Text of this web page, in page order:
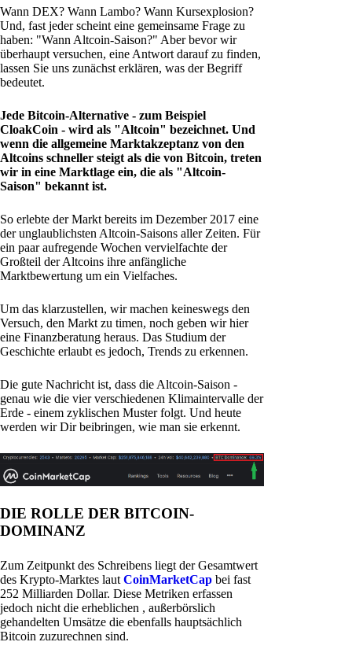
Wann DEX? Wann Lambo? Wann Kursexplosion?
Und, fast jeder scheint eine gemeinsame Frage zu
haben: "Wann Altcoin-Saison?" Aber bevor wir
überhaupt versuchen, eine Antwort darauf zu finden,
lassen Sie uns zunächst erklären, was der Begriff
bedeutet.
Jede Bitcoin-Alternative - zum Beispiel
CloakCoin - wird als "Altcoin" bezeichnet. Und
wenn die allgemeine Marktakzeptanz von den
Altcoins schneller steigt als die von Bitcoin, treten
wir in eine Marktlage ein, die als "Altcoin-
Saison" bekannt ist.
So erlebte der Markt bereits im Dezember 2017 eine
der unglaublichsten Altcoin-Saisons aller Zeiten. Für
ein paar aufregende Wochen vervielfachte der
Großteil der Altcoins ihre anfängliche
Marktbewertung um ein Vielfaches.
Um das klarzustellen, wir machen keineswegs den
Versuch, den Markt zu timen, noch geben wir hier
eine Finanzberatung heraus. Das Studium der
Geschichte erlaubt es jedoch, Trends zu erkennen.
Die gute Nachricht ist, dass die Altcoin-Saison -
genau wie die vier verschiedenen Klimaintervalle der
Erde - einem zyklischen Muster folgt. Und heute
werden wir Dir beibringen, wie man sie erkennt.
DIE ROLLE DER BITCOIN-
DOMINANZ
Zum Zeitpunkt des Schreibens liegt der Gesamtwert
des Krypto-Marktes lautCoinMarketCap bei fast
252 Milliarden Dollar. Diese Metriken erfassen
jedoch nicht die erheblichen , außerbörslich
gehandelten Umsätze die ebenfalls hauptsächlich
Bitcoin zuzurechnen sind.